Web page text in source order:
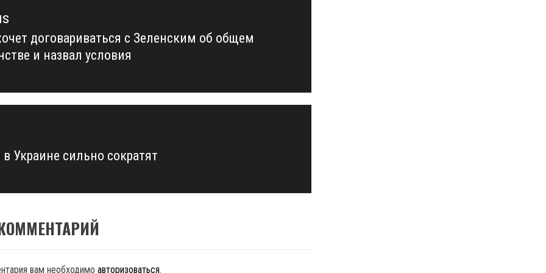
договариваться с Зеленским об общем
и назвал условия
Украине сильно сократят
вам необходимо авторизоваться.